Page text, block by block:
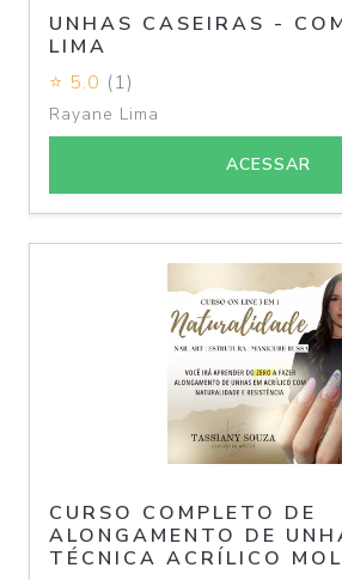
UNHAS CASEIRAS -
LIMA
⭐ 5.0 (1)
Rayane Lima
ACESSAR
CURSO COMPLETO DE
ALONGAMENTO DE
TÉCNICA ACRÍLICO